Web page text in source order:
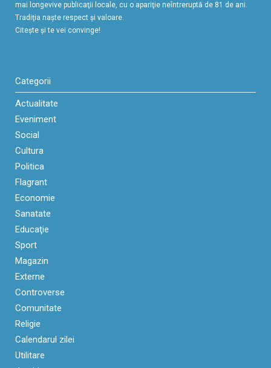
mai longevive publicaţii locale, cu o apariţie neîntreruptă de 81 de ani.
Tradiţia naşte respect şi valoare.
Citeşte şi te vei convinge!
Categorii
Actualitate
Eveniment
Social
Cultura
Politica
Flagrant
Economie
Sanatate
Educaţie
Sport
Magazin
Externe
Controverse
Comunitate
Religie
Calendarul zilei
Utilitare